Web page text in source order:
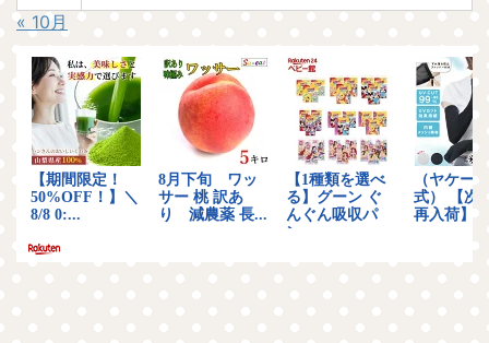
« 10月